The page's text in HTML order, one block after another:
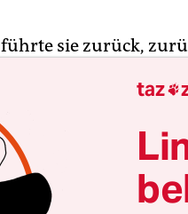
sie zurück,
Jahr mit Jumpstyle-
machte es sich
Einflüssen und nach
bei den
im
taz 